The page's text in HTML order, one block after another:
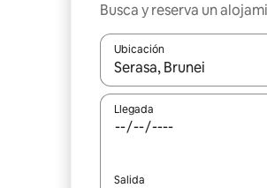
Busca y reserva un
Ubicación
Cuando los resultados
Llegada
Salida